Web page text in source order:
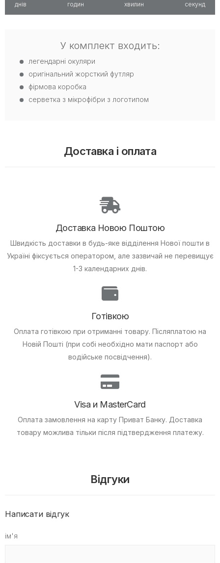
днів годин хвилин секунд
У комплект входить:
легендарні окуляри
оригінальний жорсткий футляр
фірмова коробка
серветка з мікрофібри з логотипом
Доставка і оплата
Доставка Новою Поштою
Швидкість доставки в будь-яке відділення Нової пошти в
Україні фіксується оператором, але зазвичай не перевищує
1-3 календарних днів.
Готівкою
Оплата готівкою при отриманні товару. Післяплатою на
Новій Пошті (при собі необхідно мати паспорт або
водійське посвідчення).
Visa и MasterCard
Оплата замовлення на карту Приват Банку. Доставка
товару можлива тільки після підтвердження платежу.
Відгуки
Написати відгук
ім'я